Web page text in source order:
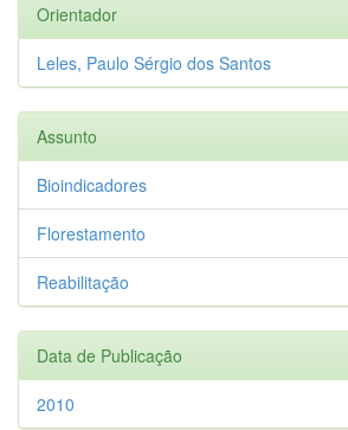
Orientador
Leles, Paulo Sérgio dos Santos
Assunto
Bioindicadores
Florestamento
Reabilitação
Data de Publicação
2010